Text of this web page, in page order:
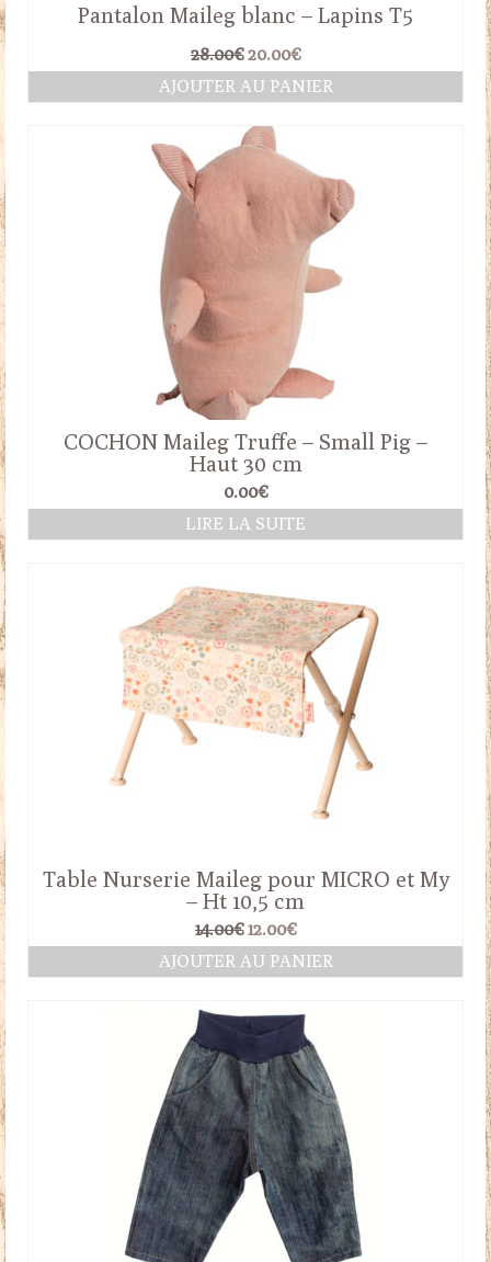
Pantalon Maileg blanc – Lapins T5
28.00€ Le
prix
initial
28.00€.
20.00€Le
prix
actuel
AJOUTER AU PANIER
COCHON Maileg Truffe – Small Pig –
Haut 30 cm
0.00€
LIRE LA SUITE
Table Nurserie Maileg pour MICRO et My
– Ht 10,5 cm
14.00€ Le
prix
initial
14.00€.
12.00€Le
prix
actuel
12.00€.
AJOUTER AU PANIER